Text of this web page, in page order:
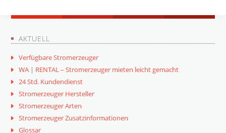
AKTUELL
Verfügbare Stromerzeuger
WA | RENTAL – Stromerzeuger mieten leicht gemacht
24 Std. Kundendienst
Stromerzeuger Hersteller
Stromerzeuger Arten
Stromerzeuger Zusatzinformationen
Glossar